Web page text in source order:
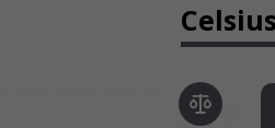
Celsius